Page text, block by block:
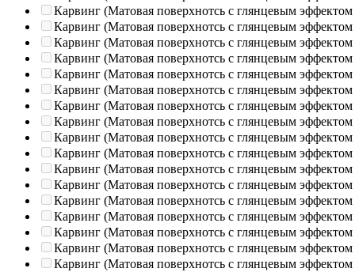
Карвинг (Матовая поверхнотсь с глянцевым эффектом
Карвинг (Матовая поверхнотсь с глянцевым эффектом
Карвинг (Матовая поверхнотсь с глянцевым эффектом
Карвинг (Матовая поверхнотсь с глянцевым эффектом
Карвинг (Матовая поверхнотсь с глянцевым эффектом
Карвинг (Матовая поверхнотсь с глянцевым эффектом
Карвинг (Матовая поверхнотсь с глянцевым эффектом
Карвинг (Матовая поверхнотсь с глянцевым эффектом
Карвинг (Матовая поверхнотсь с глянцевым эффектом
Карвинг (Матовая поверхнотсь с глянцевым эффектом
Карвинг (Матовая поверхнотсь с глянцевым эффектом
Карвинг (Матовая поверхнотсь с глянцевым эффектом
Карвинг (Матовая поверхнотсь с глянцевым эффектом
Карвинг (Матовая поверхнотсь с глянцевым эффектом
Карвинг (Матовая поверхнотсь с глянцевым эффектом
Карвинг (Матовая поверхнотсь с глянцевым эффектом
Карвинг (Матовая поверхнотсь с глянцевым эффектом